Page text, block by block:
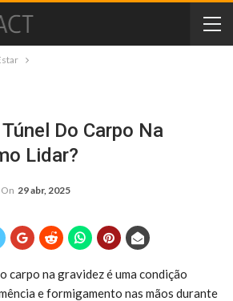
Do Carpo Na
Lidar?
On 29 abr, 2025
carpo na gravidez é uma condição
e formigamento nas mãos durante